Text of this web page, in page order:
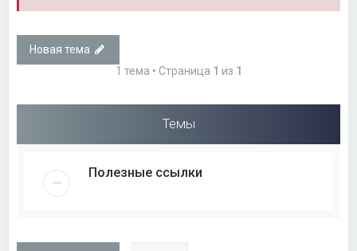
Новая тема
1 тема • Страница 1 из 1
Темы
Полезные ссылки